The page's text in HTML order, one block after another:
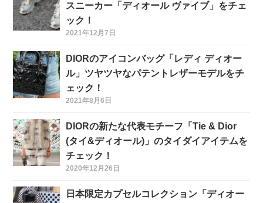
スニーカー「ディオール ヴァイブ」をチェ
ック！
2021年12月7日
DIORのアイコンバッグ「レディ ディオー
ル」ツヤツヤなパテントレザーモデルをチ
ェック！
2021年8月6日
DIORの新たな代表モチーフ「Tie & Dior
(タイ&ディオール)」のタイダイアイテムを
チェック！
2020年12月26日
日本限定カプセルコレクション「ディオー